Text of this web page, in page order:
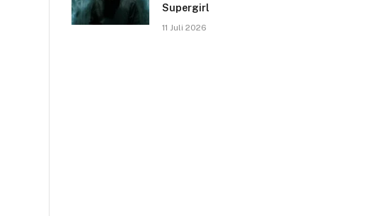
Supergirl
11 Juli 2026